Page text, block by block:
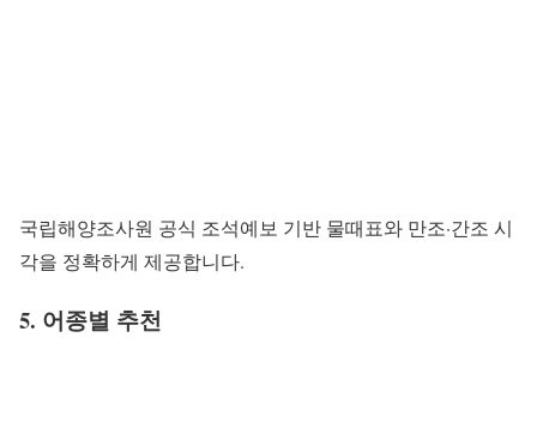
국립해양조사원 공식 조석예보 기반 물때표와 만조·간조 시
각을 정확하게 제공합니다.
5. 어종별 추천